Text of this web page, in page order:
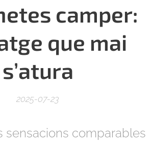
camper:
que mai
s’atura
2025-07-23
sensacions comparables